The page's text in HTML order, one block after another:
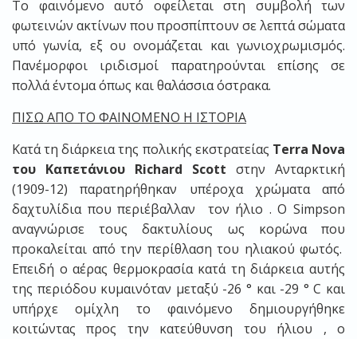
Το φαινόμενο αυτό οφείλεται στη συμβολή των
φωτεινών ακτίνων που προσπίπτουν σε λεπτά σώματα
υπό γωνία, εξ ου ονομάζεται και γωνιοχρωμισμός.
Πανέμορφοι ιριδισμοί παρατηρούνται επίσης σε
πολλά έντομα όπως και θαλάσσια όστρακα.
ΠΙΣΩ ΑΠΟ ΤΟ ΦΑΙΝΟΜΕΝΟ Η ΙΣΤΟΡΙΑ
Κατά τη διάρκεια της πολικής εκστρατείας Terra Nova
του Καπετάνιου Richard Scott στην Ανταρκτική
(1909-12) παρατηρήθηκαν υπέροχα χρώματα από
δαχτυλίδια που περιέβαλλαν τον ήλιο . Ο Simpson
αναγνώρισε τους δακτυλίους ως κορώνα που
προκαλείται από την περίθλαση του ηλιακού φωτός.
Επειδή ο αέρας θερμοκρασία κατά τη διάρκεια αυτής
της περιόδου κυμαινόταν μεταξύ -26 ° και -29 ° C και
υπήρχε ομίχλη το φαινόμενο δημιουργήθηκε
κοιτώντας προς την κατεύθυνση του ήλιου , ο